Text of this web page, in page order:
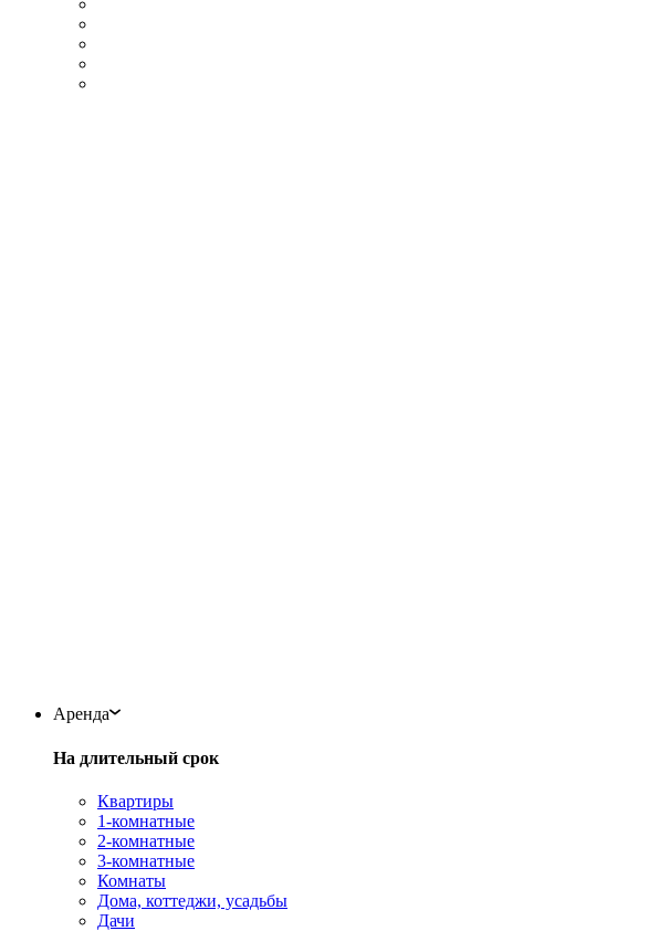
Аренда
На длительный срок
Квартиры
1-комнатные
2-комнатные
3-комнатные
Комнаты
Дома, коттеджи, усадьбы
Дачи